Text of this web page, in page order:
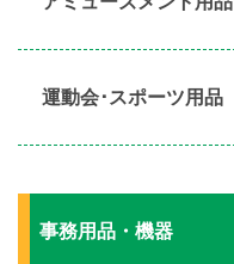
運動会･スポーツ用品​
事務用品・機器